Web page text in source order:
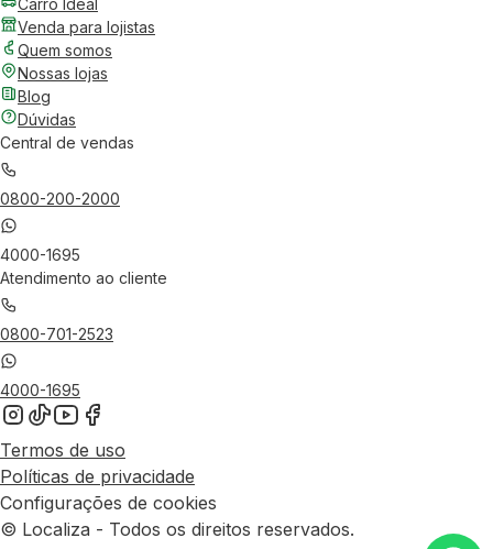
Carro Ideal
Venda para lojistas
Quem somos
Nossas lojas
Blog
Dúvidas
Central de vendas
0800-200-2000
4000-1695
Atendimento ao cliente
0800-701-2523
4000-1695
Termos de uso
Políticas de privacidade
Configurações de cookies
© Localiza - Todos os direitos reservados.